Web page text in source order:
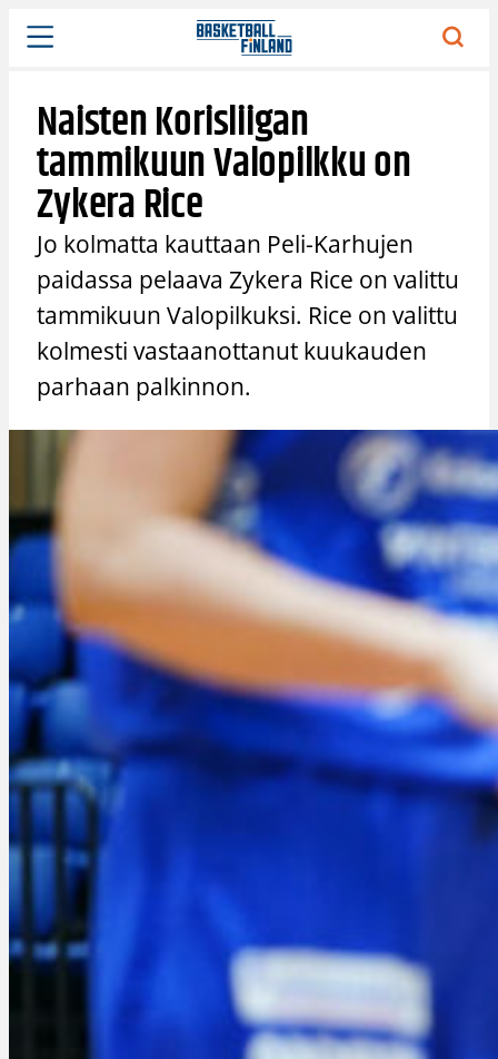
Siirry
sisältöön
Naisten Korisliigan
tammikuun Valopilkku on
Zykera Rice
Jo kolmatta kauttaan Peli-Karhujen
paidassa pelaava Zykera Rice on valittu
tammikuun Valopilkuksi. Rice on valittu
kolmesti vastaanottanut kuukauden
parhaan palkinnon.